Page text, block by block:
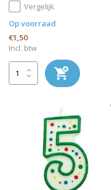
Vergelijk
Op voorraad
€1,50
Incl. btw